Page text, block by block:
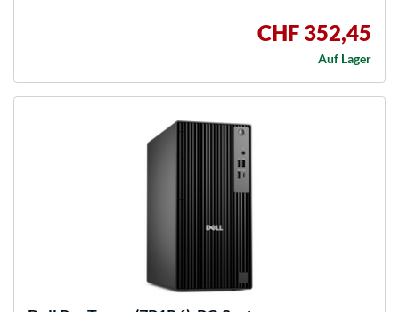
CHF 352,45
Auf Lager